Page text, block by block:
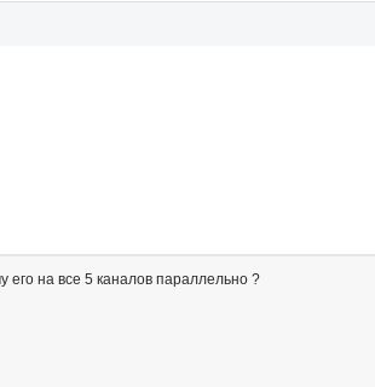
на все 5 каналов параллельно ?